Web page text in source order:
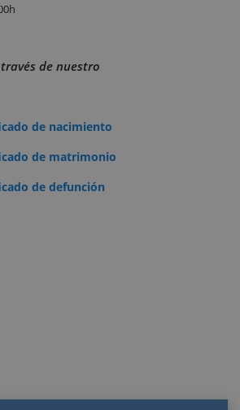
de nuestro
de nacimiento
de matrimonio
de defunción